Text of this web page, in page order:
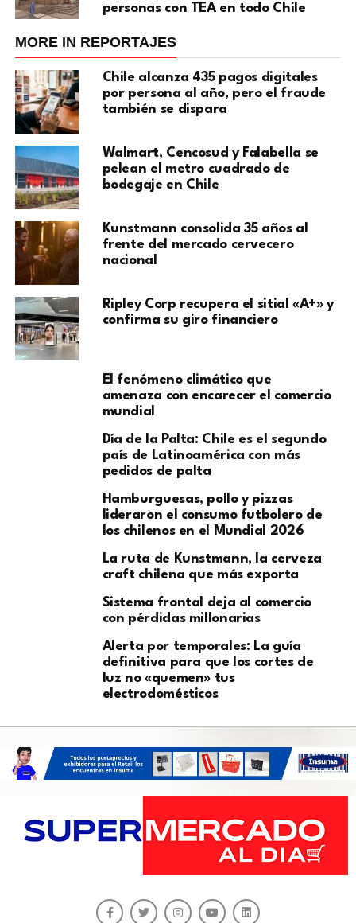
personas con TEA en todo Chile
MORE IN REPORTAJES
Chile alcanza 435 pagos digitales
por persona al año, pero el fraude
también se dispara
Walmart, Cencosud y Falabella se
pelean el metro cuadrado de
bodegaje en Chile
Kunstmann consolida 35 años al
frente del mercado cervecero
nacional
Ripley Corp recupera el sitial «A+» y
confirma su giro financiero
El fenómeno climático que
amenaza con encarecer el comercio
mundial
Día de la Palta: Chile es el segundo
país de Latinoamérica con más
pedidos de palta
Hamburguesas, pollo y pizzas
lideraron el consumo futbolero de
los chilenos en el Mundial 2026
La ruta de Kunstmann, la cerveza
craft chilena que más exporta
Sistema frontal deja al comercio
con pérdidas millonarias
Alerta por temporales: La guía
definitiva para que los cortes de
luz no «quemen» tus
electrodomésticos